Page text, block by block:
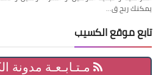
يمكنك ربح ق…
تابع موقع الكسيب
مـتـابـعـة مدونة